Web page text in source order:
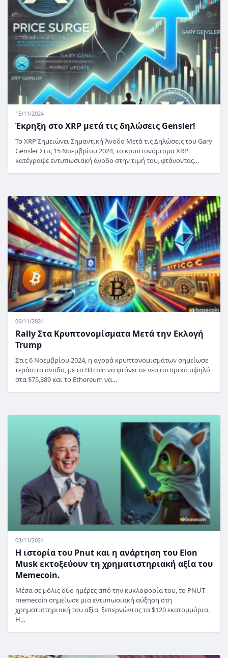
15/11/2024
Έκρηξη στο XRP μετά τις δηλώσεις Gensler!
Το XRP Σημειώνει Σημαντική Άνοδο Μετά τις Δηλώσεις του Gary
Gensler Στις 15 Νοεμβρίου 2024, το κρυπτονόμισμα XRP
κατέγραψε εντυπωσιακή άνοδο στην τιμή του, φτάνοντας…
06/11/2024
Rally Στα Κρυπτονομίσματα Μετά την Εκλογή
Trump
Στις 6 Νοεμβρίου 2024, η αγορά κρυπτονομισμάτων σημείωσε
τεράστια άνοδο, με το Bitcoin να φτάνει σε νέο ιστορικό υψηλό
στα $75,389 και το Ethereum να…
03/11/2024
Η ιστορία του Pnut και η ανάρτηση του Elon
Musk εκτοξεύουν τη χρηματιστηριακή αξία του
Memecoin.
Μέσα σε μόλις δύο ημέρες από την κυκλοφορία του, το PNUT
memecoin σημείωσε μια εντυπωσιακή αύξηση στη
χρηματιστηριακή του αξία, ξεπερνώντας τα $120 εκατομμύρια.
Η…